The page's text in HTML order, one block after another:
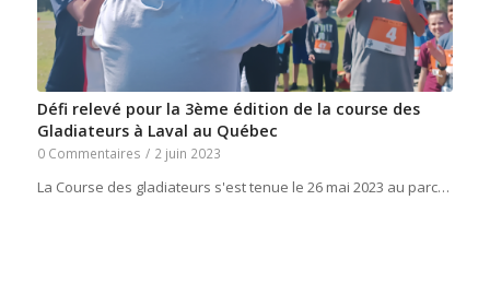
Défi relevé pour la 3ème édition de la course des
Gladiateurs à Laval au Québec
0 Commentaires / 2 juin 2023
La Course des gladiateurs s'est tenue le 26 mai 2023 au parc…